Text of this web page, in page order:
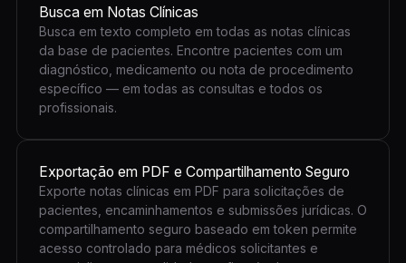
Busca em Notas Clínicas
Busca em texto completo em todas as notas clínicas
da base de pacientes. Encontre pacientes com um
diagnóstico, medicamento ou nota de procedimento
específico — em todas as consultas e todos os
profissionais.
Exportação em PDF e Compartilhamento Seguro
Exporte notas clínicas em PDF para solicitações de
pacientes, encaminhamentos e submissões jurídicas. O
compartilhamento seguro baseado em token permite
acesso controlado para médicos solicitantes e